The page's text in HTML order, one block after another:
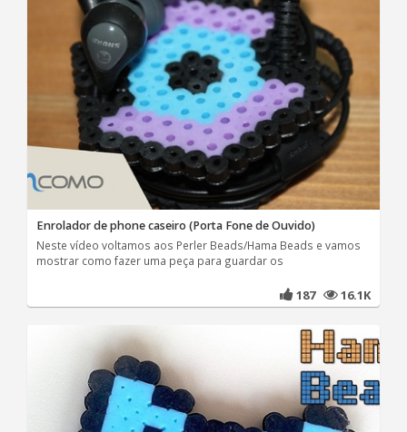
Enrolador de phone caseiro (Porta Fone de Ouvido)
Neste vídeo voltamos aos Perler Beads/Hama Beads e vamos
mostrar como fazer uma peça para guardar os
187 16.1K